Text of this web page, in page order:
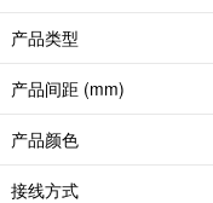
产品类型
产品间距 (mm)
产品颜色
接线方式